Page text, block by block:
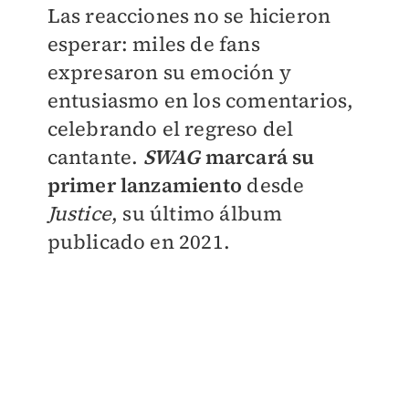
Las reacciones no se hicieron
esperar: miles de fans
expresaron su emoción y
entusiasmo en los comentarios,
celebrando el regreso del
cantante. SWAGmarcará su
primer lanzamiento desde
Justice, su último álbum
publicado en 2021.